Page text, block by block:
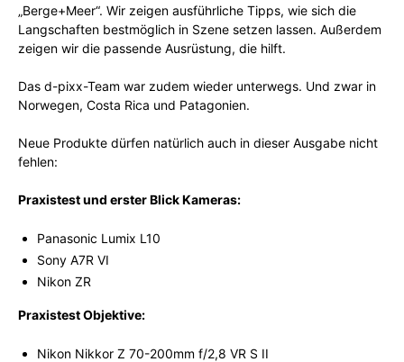
„Berge+Meer“. Wir zeigen ausführliche Tipps, wie sich die
Langschaften bestmöglich in Szene setzen lassen. Außerdem
zeigen wir die passende Ausrüstung, die hilft.
Das d-pixx-Team war zudem wieder unterwegs. Und zwar in
Norwegen, Costa Rica und Patagonien.
Neue Produkte dürfen natürlich auch in dieser Ausgabe nicht
fehlen:
Praxistest und erster Blick Kameras:
Panasonic Lumix L10
Sony A7R VI
Nikon ZR
Praxistest Objektive:
Nikon Nikkor Z 70-200mm f/2,8 VR S II